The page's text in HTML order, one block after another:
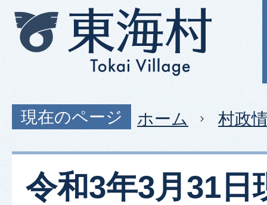
現在のページ ホーム 村政
令和3年3月31日